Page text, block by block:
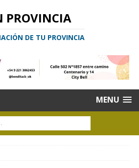
PROVINCIA
DE TU PROVINCIA
MENU